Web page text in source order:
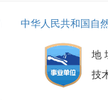
中华人民共和国自
地
技